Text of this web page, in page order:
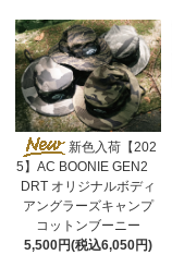
新色入荷【202
5】AC BOONIE GEN2
DRT オリジナルボディ
アングラーズキャンプ
コットンブーニー
5,500円(税込6,050円)